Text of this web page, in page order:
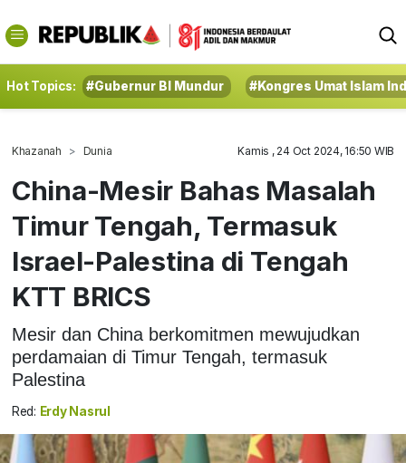
Hot Topics: #Gubernur BI Mundur #Kongres Umat Islam
Khazanah Dunia Kamis , 24 Oct 2024, 16:50 WIB
China-Mesir Bahas Masalah
Timur Tengah, Termasuk
Israel-Palestina di Tengah
KTT BRICS
Mesir dan China berkomitmen mewujudkan
perdamaian di Timur Tengah, termasuk
Palestina
Red: Erdy Nasrul